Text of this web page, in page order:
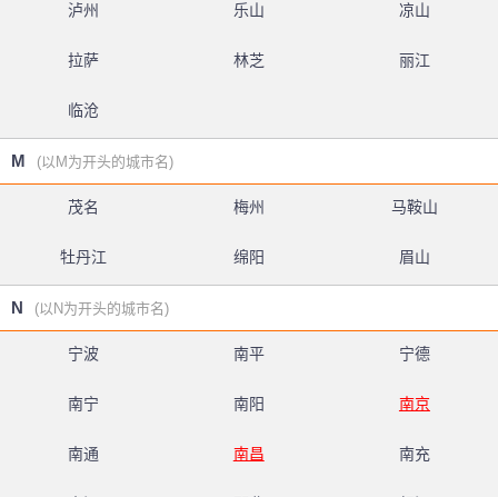
泸州 乐山 凉山
拉萨 林芝 丽江
临沧
M (以M为开头的城市名)
茂名 梅州 马鞍山
牡丹江 绵阳 眉山
N (以N为开头的城市名)
宁波 南平 宁德
南宁 南阳 南京
南通 南昌 南充